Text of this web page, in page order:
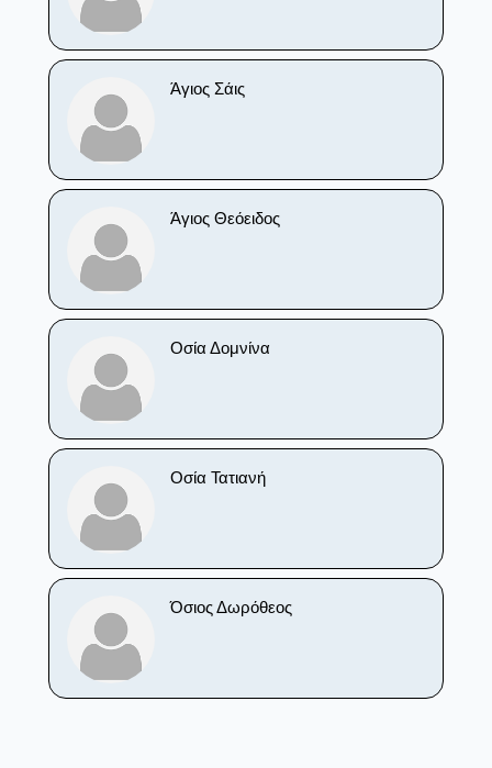
Άγιος Σάις
Άγιος Θεόειδος
Οσία Δομνίνα
Οσία Τατιανή
Όσιος Δωρόθεος